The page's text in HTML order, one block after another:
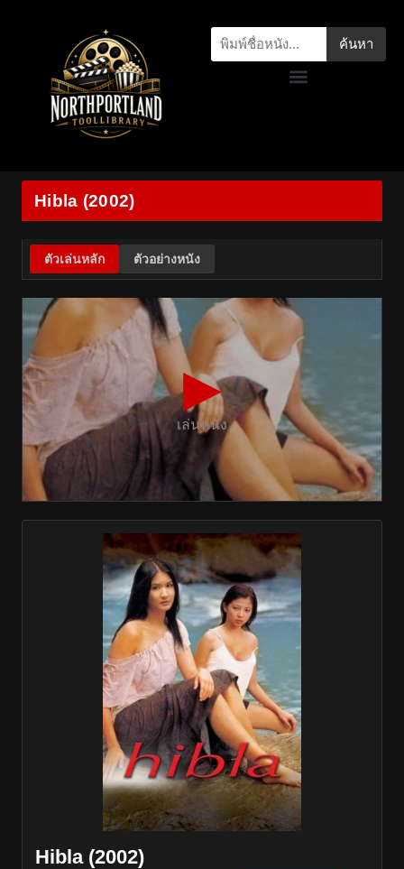
ค้นหา
Hibla (2002)
ตัวเล่นหลัก ตัวอย่างหนัง
▶
เล่นหนัง
Hibla (2002)